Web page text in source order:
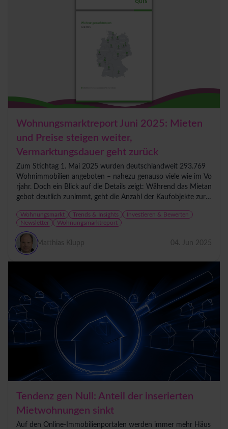
Wohnungsmarktreport Juni 2025: Mieten
und Preise steigen weiter,
Vermarktungsdauer geht zurück
Zum Stichtag 1. Mai 2025 wurden deutschlandweit 293.769
Wohnimmobilien angeboten – nahezu genauso viele wie im Vo
rjahr. Doch ein Blick auf die Details zeigt: Während das Mietan
gebot deutlich zunimmt, geht die Anzahl der Kaufobjekte zurü
Wohnungsmarkt Trends & Insights
Investieren & Bewerten
Newsletter
Wohnungsmarktreport
Matthias Klupp 04. Jun 2025
Tendenz gen Null: Anteil der inserierten
Mietwohnungen sinkt
Auf den Online-Immobilienportalen werden immer mehr Häus